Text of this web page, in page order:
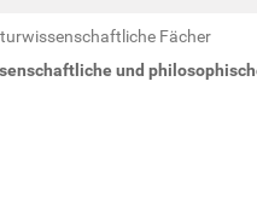
Fächer
und